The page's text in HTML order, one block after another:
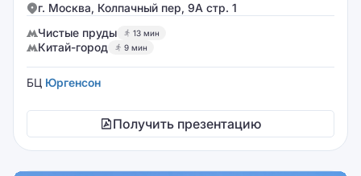
г. Москва, Колпачный пер, 9А стр. 1
Чистые пруды
13 мин
Китай-город 9 мин
БЦ Юргенсон
Получить презентацию